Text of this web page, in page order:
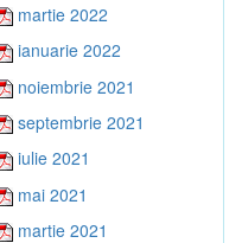
martie 2022
ianuarie 2022
noiembrie 2021
septembrie 2021
iulie 2021
mai 2021
martie 2021